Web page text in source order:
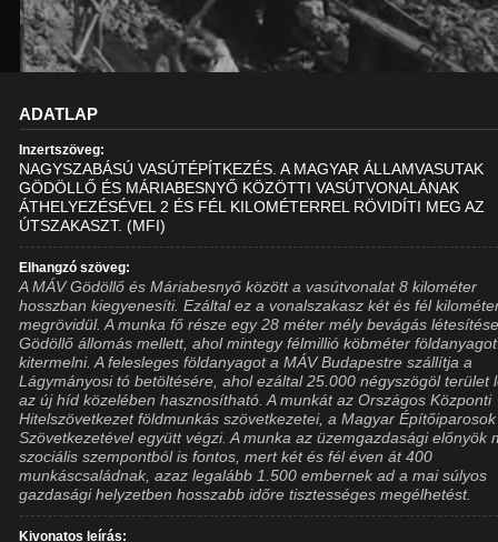
ADATLAP
Inzertszöveg:
NAGYSZABÁSÚ VASÚTÉPÍTKEZÉS. A MAGYAR ÁLLAMVASUTAK
GÖDÖLLŐ ÉS MÁRIABESNYŐ KÖZÖTTI VASÚTVONALÁNAK
ÁTHELYEZÉSÉVEL 2 ÉS FÉL KILOMÉTERREL RÖVIDÍTI MEG AZ
ÚTSZAKASZT. (MFI)
Elhangzó szöveg:
A MÁV Gödöllő és Máriabesnyő között a vasútvonalat 8 kilométer
hosszban kiegyenesíti. Ezáltal ez a vonalszakasz két és fél
megrövidül. A munka fő része egy 28 méter mély bevágás
Gödöllő állomás mellett, ahol mintegy félmillió köbméter
kitermelni. A felesleges földanyagot a MÁV Budapestre szállítja a
Lágymányosi tó betöltésére, ahol ezáltal 25.000 négyszögöl terület
az új híd közelében hasznosítható. A munkát az Országos Központi
Hitelszövetkezet földmunkás szövetkezetei, a Magyar Építőiparosok
Szövetkezetével együtt végzi. A munka az üzemgazdasági előnyök
szociális szempontból is fontos, mert két és fél éven át 400
munkáscsaládnak, azaz legalább 1.500 embernek ad a mai súlyos
gazdasági helyzetben hosszabb időre tisztességes megélhetést.
Kivonatos leírás: